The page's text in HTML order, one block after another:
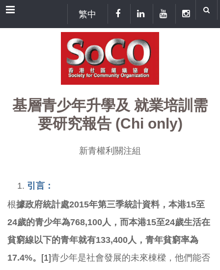
Menu 繁中
基層青少年升學及 就業培訓需
要研究報告 (Chi only)
新青權利關注組
引言：
根據政府統計處2015年第三季統計資料，本港15至
24歲的青少年為768,100人 ，而本港15至24歲生活在
貧窮線以下的青年就有133,400人， 青年貧窮率為
17.4%。 [1]青少年是社會發展的未來棟樑，他們能否